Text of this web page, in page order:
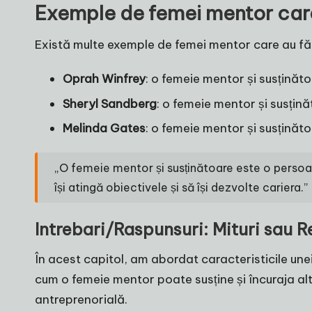
Exemple de femei mentor
Există multe exemple de femei mentor care au
Oprah Winfrey: o femeie mentor și
Sheryl Sandberg: o femeie mentor și
Melinda Gates: o femeie mentor și
„O femeie mentor și susținătoare este o
își atingă obiectivele și să își dezvolte cariera.”
Intrebari/Raspunsuri: Mituri sau
În acest capitol, am abordat caracteristicile
cum o femeie mentor poate susține și încuraja
antreprenorială.